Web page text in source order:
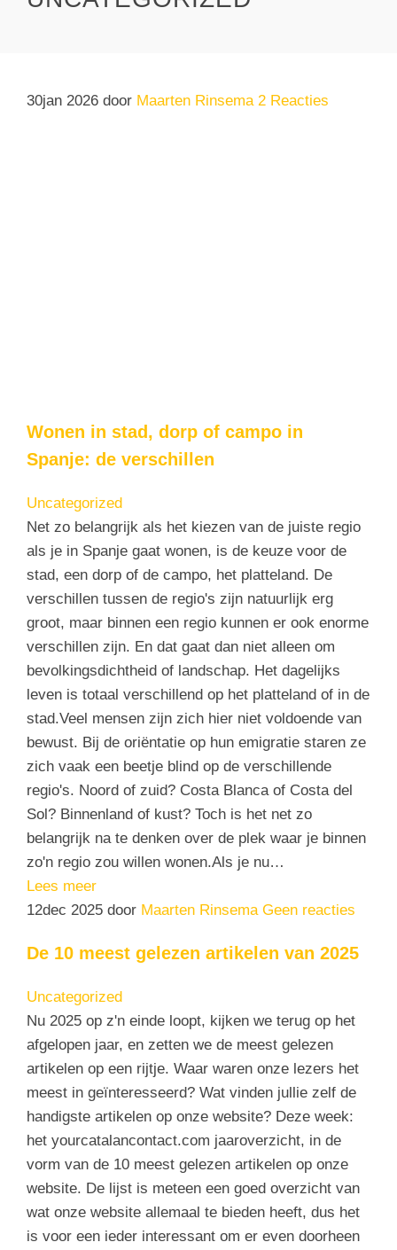
30jan 2026 door Maarten Rinsema2 Reacties
Wonen in stad, dorp of campo in
Spanje: de verschillen
Uncategorized
Net zo belangrijk als het kiezen van de juiste regio
als je in Spanje gaat wonen, is de keuze voor de
stad, een dorp of de campo, het platteland. De
verschillen tussen de regio's zijn natuurlijk erg
groot, maar binnen een regio kunnen er ook enorme
verschillen zijn. En dat gaat dan niet alleen om
bevolkingsdichtheid of landschap. Het dagelijks
leven is totaal verschillend op het platteland of in de
stad.Veel mensen zijn zich hier niet voldoende van
bewust. Bij de oriëntatie op hun emigratie staren ze
zich vaak een beetje blind op de verschillende
regio's. Noord of zuid? Costa Blanca of Costa del
Sol? Binnenland of kust? Toch is het net zo
belangrijk na te denken over de plek waar je binnen
zo'n regio zou willen wonen.Als je nu…
Lees meer
12dec 2025 door Maarten Rinsema Geen reacties
De 10 meest gelezen artikelen van 2025
Uncategorized
Nu 2025 op z'n einde loopt, kijken we terug op het
afgelopen jaar, en zetten we de meest gelezen
artikelen op een rijtje. Waar waren onze lezers het
meest in geïnteresseerd? Wat vinden jullie zelf de
handigste artikelen op onze website? Deze week:
het yourcatalancontact.com jaaroverzicht, in de
vorm van de 10 meest gelezen artikelen op onze
website. De lijst is meteen een goed overzicht van
wat onze website allemaal te bieden heeft, dus het
is voor een ieder interessant om er even doorheen